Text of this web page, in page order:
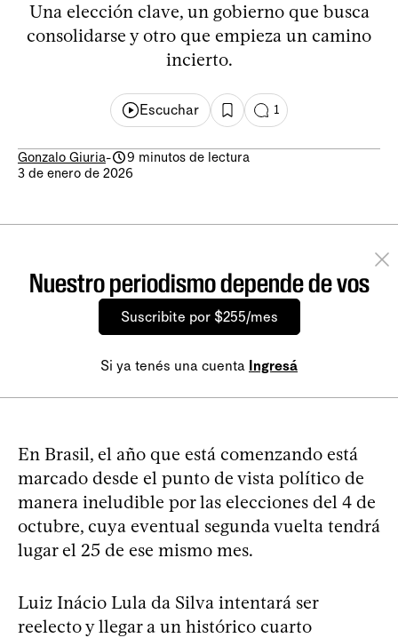
Una elección clave, un gobierno que busca
consolidarse y otro que empieza un camino
incierto.
Escuchar 1
Gonzalo Giuria-
9 minutos de lectura
3 de enero de 2026
Nuestro periodismo depende de vos
Suscribite por $255/mes
Si ya tenés una cuenta Ingresá
En Brasil, el año que está comenzando está
marcado desde el punto de vista político de
manera ineludible por las elecciones del 4 de
octubre, cuya eventual segunda vuelta tendrá
lugar el 25 de ese mismo mes.
Luiz Inácio Lula da Silva intentará ser
reelecto y llegar a un histórico cuarto